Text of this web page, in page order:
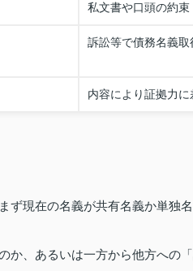
私文書や口頭の約束
訴訟等で債務名義取
内容により証拠力に
ず現在の名義が共有名義か単独
か、あるいは一方から他方への